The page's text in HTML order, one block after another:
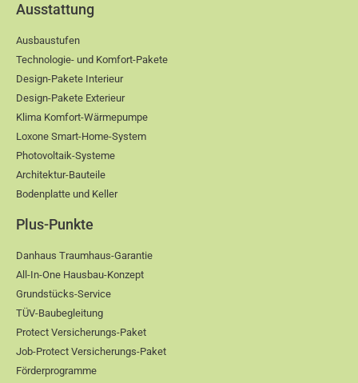
Ausstattung
Ausbaustufen
Technologie- und Komfort-Pakete
Design-Pakete Interieur
Design-Pakete Exterieur
Klima Komfort-Wärmepumpe
Loxone Smart-Home-System
Photovoltaik-Systeme
Architektur-Bauteile
Bodenplatte und Keller
Plus-Punkte
Danhaus Traumhaus-Garantie
All-In-One Hausbau-Konzept
Grundstücks-Service
TÜV-Baubegleitung
Protect Versicherungs-Paket
Job-Protect Versicherungs-Paket
Förderprogramme